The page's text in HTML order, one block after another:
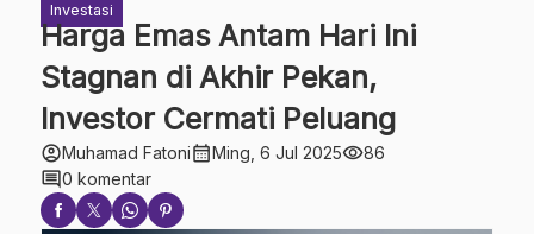
Investasi
Harga Emas Antam Hari Ini
Stagnan di Akhir Pekan,
Investor Cermati Peluang
account_circleMuhamad Fatonicalendar_monthMing, 6 Jul 2025visibility86
comment0 komentar